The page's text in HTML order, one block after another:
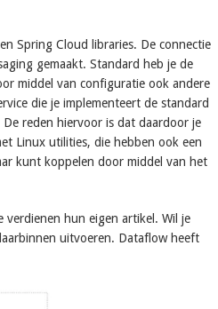
Spring Cloud libraries. De connectie
gemaakt. Standard heb je de
middel van configuratie ook andere
die je implementeert de standard
reden hiervoor is dat daardoor je
Linux utilities, die hebben ook een
kunt koppelen door middel van het
verdienen hun eigen artikel. Wil je
uitvoeren. Dataflow heeft